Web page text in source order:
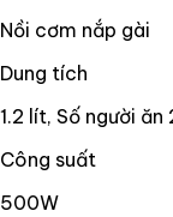
Nồi cơm nắp gài
Dung tích
1.2 lít, Số người
Công suất
500W